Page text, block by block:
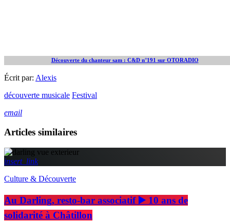
Découverte du chanteur sam : C&D n°191 sur OTORADIO
Écrit par: Alexis
découverte musicale Festival
email
Articles similaires
insert_link
Culture & Découverte
Au Darling, resto-bar associatif ▶️ 10 ans de
solidarité à Châtillon